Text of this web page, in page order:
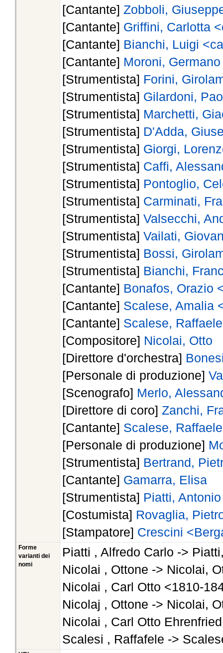
[Cantante] Zobboli,
[Cantante] Griffini, Carlotta
[Cantante] Bianchi, Luigi
[Cantante] Moroni,
[Strumentista] Forini,
[Strumentista] Gilardoni,
[Strumentista] Marchetti,
[Strumentista] D'Adda,
[Strumentista] Giorgi,
[Strumentista] Caffi,
[Strumentista] Pontoglio,
[Strumentista] Carminati,
[Strumentista] Valsecchi,
[Strumentista] Vailati,
[Strumentista] Bossi,
[Strumentista] Bianchi,
[Cantante] Bonafos, Orazio
[Cantante] Scalese, Amalia
[Cantante] Scalese,
[Compositore] Nicolai, Otto
[Direttore d'orchestra]
[Personale di produzione]
[Scenografo] Merlo,
[Direttore di coro] Zanchi,
[Cantante] Scalese,
[Personale di produzione]
[Strumentista] Bertrand,
[Cantante] Gamarra, Elisa
[Strumentista] Piatti, Antonio
[Costumista] Rovaglia,
[Stampatore] Crescini
Forme
varianti dei
nomi
Piatti , Alfredo Carlo ->
Nicolai , Ottone -> Nicolai,
Nicolai , Carl Otto <1810-
Nicolaj , Ottone -> Nicolai,
Nicolai , Carl Otto
Scalesi , Raffafele ->